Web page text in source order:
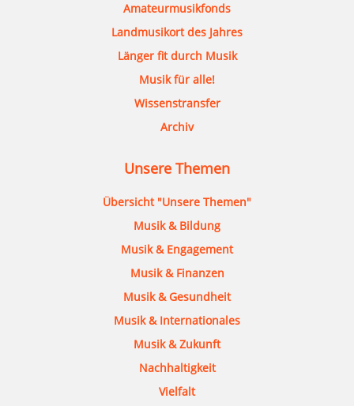
Amateurmusikfonds
Landmusikort des Jahres
Länger fit durch Musik
Musik für alle!
Wissenstransfer
Archiv
Unsere Themen
Übersicht "Unsere Themen"
Musik & Bildung
Musik & Engagement
Musik & Finanzen
Musik & Gesundheit
Musik & Internationales
Musik & Zukunft
Nachhaltigkeit
Vielfalt